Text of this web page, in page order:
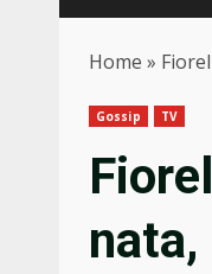
Home »
Gossip TV